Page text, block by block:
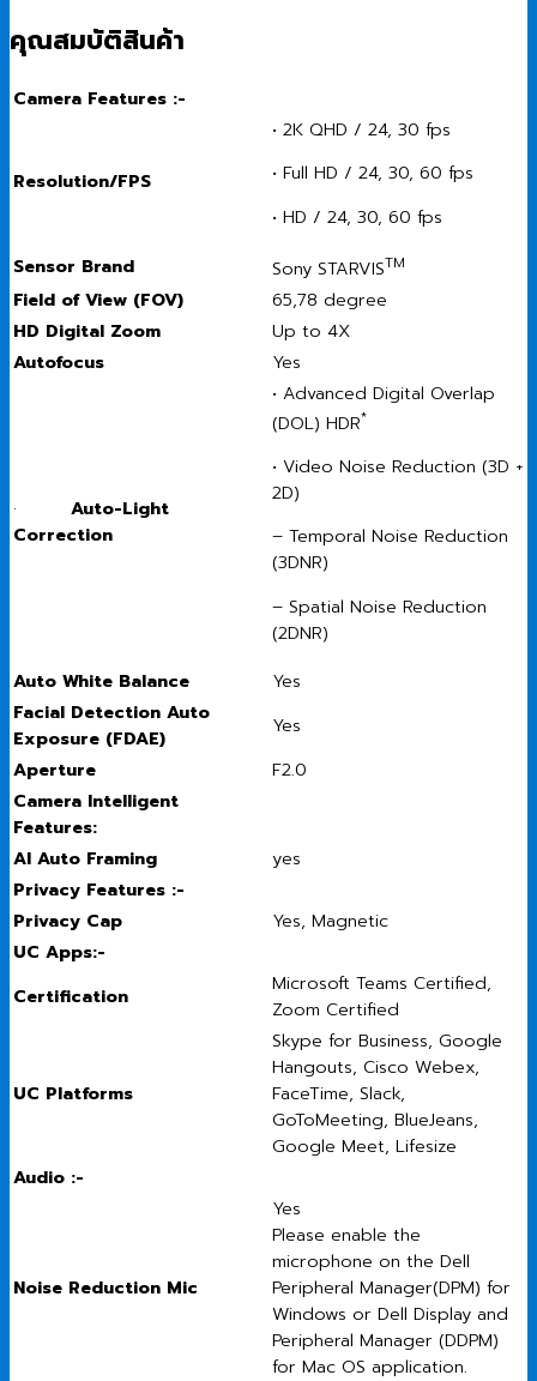
คุณสมบัติสินค้า
Camera Features :-
Resolution/FPS
• 2K QHD / 24, 30 fps
• Full HD / 24, 30, 60 fps
• HD / 24, 30, 60 fps
Sensor Brand
Sony STARVISTM
Field of View (FOV)
65,78 degree
HD Digital Zoom
Up to 4X
Autofocus
Yes
· Auto-Light
Correction
• Advanced Digital Overlap
(DOL) HDR*
• Video Noise Reduction (3D +
2D)
– Temporal Noise Reduction
(3DNR)
– Spatial Noise Reduction
(2DNR)
Auto White Balance
Yes
Facial Detection Auto
Exposure (FDAE)
Yes
Aperture
F2.0
Camera Intelligent
Features:
AI Auto Framing
yes
Privacy Features :-
Privacy Cap
Yes, Magnetic
UC Apps:-
Certification
Microsoft Teams Certified,
Zoom Certified
UC Platforms
Skype for Business, Google
Hangouts, Cisco Webex,
FaceTime, Slack,
GoToMeeting, BlueJeans,
Google Meet, Lifesize
Audio :-
Noise Reduction Mic
Yes
Please enable the
microphone on the Dell
Peripheral Manager(DPM) for
Windows or Dell Display and
Peripheral Manager (DDPM)
for Mac OS application.